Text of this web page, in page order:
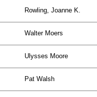
Rowling, Joanne K.
Walter Moers
Ulysses Moore
Pat Walsh